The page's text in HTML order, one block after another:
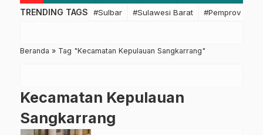
TRENDING TAGS #Sulbar #Sulawesi Barat #Pemprov
Beranda » Tag "Kecamatan Kepulauan Sangkarrang"
Kecamatan Kepulauan
Sangkarrang